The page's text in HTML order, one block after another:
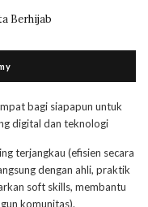
Berhijab
bagi siapapun untuk
digital dan teknologi
terjangkau (efisien secara
dengan ahli, praktik
soft skills, membantu
komunitas).